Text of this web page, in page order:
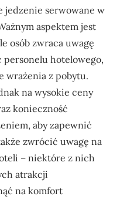
jedzenie serwowane w
aspektem jest
osób zwraca uwagę
personelu hotelowego,
wrażenia z pobytu.
na wysokie ceny
konieczność
aby zapewnić
zwrócić uwagę na
– niektóre z nich
atrakcji
na komfort